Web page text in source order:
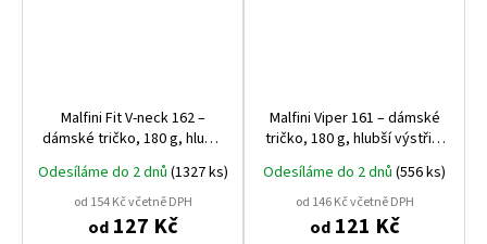
Malfini Fit V‑neck 162 –
dámské tričko, 180 g, hlubší
výstřih do V, silikonová
úprava
Odesíláme do 2 dnů (1327 ks)
od 154 Kč včetně DPH
od127 Kč
Malfini Viper 161 – dámské
tričko, 180 g, hlubší výstřih,
silikonová úprava
Odesíláme do 2 dnů (556 ks)
od 146 Kč včetně DPH
od121 Kč